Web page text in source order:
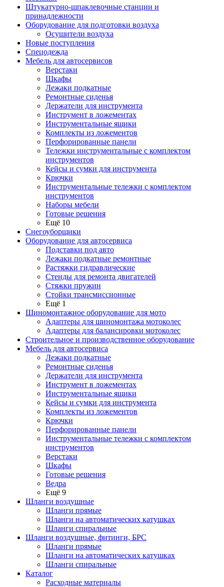
Штукатурно-шпаклевочные станции и
принадлежности
Оборудование для подготовки воздуха
Осушители воздуха
Новые поступления
Спецодежда
Мебель для автосервисов
Верстаки
Шкафы
Лежаки подкатные
Ремонтные сиденья
Держатели для инструмента
Инструмент в ложементах
Инструментальные ящики
Комплекты из ложементов
Перфорированные панели
Тележки инструментальные с комплектом
инструментов
Кейсы и сумки для инструмента
Крючки
Инструментальные тележки с комплектом
инструментов
Наборы мебели
Готовые решения
Ещё 10
Снегоуборщики
Оборудование для автосервиса
Подставки под авто
Лежаки подкатные ремонтные
Растяжки гидравлические
Стенды для ремонта двигателей
Стяжки пружин
Стойки трансмиссионные
Ещё 1
Шиномонтажное оборудование для мото
Адаптеры для шиномонтажа мотоколес
Адаптеры для балансировки мотоколес
Строительное и производственное оборудование
Мебель для автосервиса
Лежаки подкатные
Ремонтные сиденья
Держатели для инструмента
Инструмент в ложементах
Инструментальные ящики
Кейсы и сумки для инструмента
Комплекты из ложементов
Крючки
Перфорированные панели
Инструментальные тележки с комплектом
инструментов
Верстаки
Шкафы
Готовые решения
Ведра
Ещё 9
Шланги воздушные
Шланги прямые
Шланги на автоматических катушках
Шланги спиральные
Шланги воздушные, фитинги, БРС
Шланги прямые
Шланги на автоматических катушках
Шланги спиральные
Каталог
Расходные материалы